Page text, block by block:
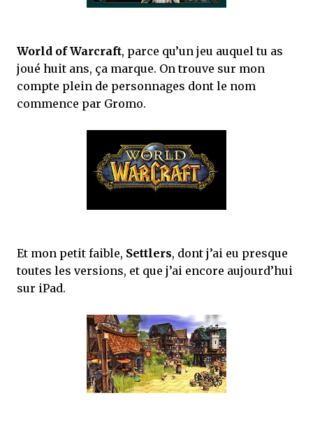
World of Warcraft, parce qu’un jeu auquel tu as
joué huit ans, ça marque. On trouve sur mon
compte plein de personnages dont le nom
commence par Gromo.
Et mon petit faible, Settlers, dont j’ai eu presque
toutes les versions, et que j’ai encore aujourd’hui
sur iPad.